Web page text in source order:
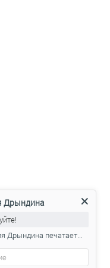
веб-сайте
Дрындина
Дрындина печатает...